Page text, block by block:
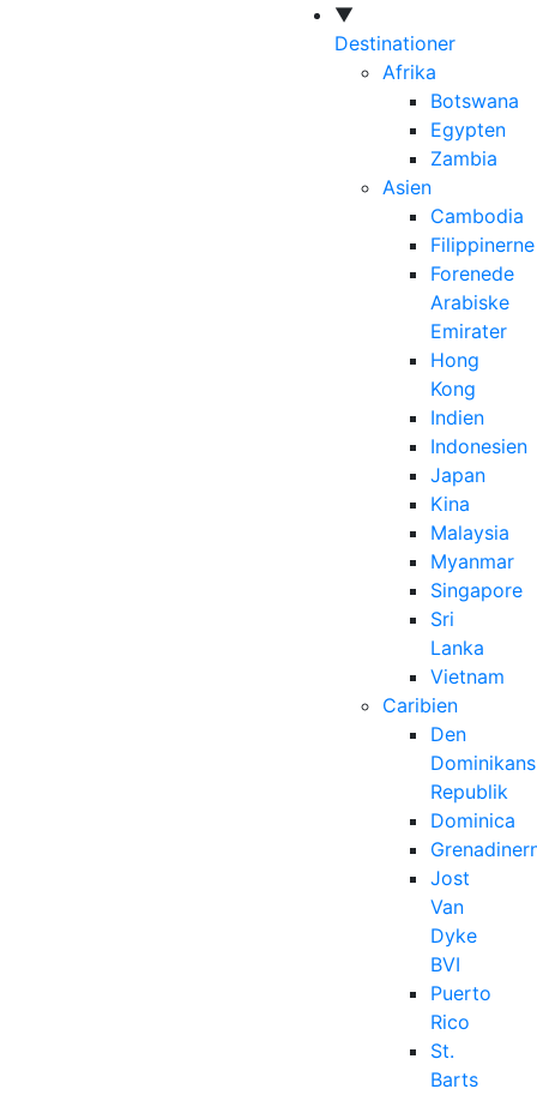
▼
Destinationer
Afrika
Botswana
Egypten
Zambia
Asien
Cambodia
Filippinerne
Forenede
Arabiske
Emirater
Hong
Kong
Indien
Indonesien
Japan
Kina
Malaysia
Myanmar
Singapore
Sri
Lanka
Vietnam
Caribien
Den
Republik
Dominica
Jost
Van
Dyke
BVI
Puerto
Rico
St.
Barts